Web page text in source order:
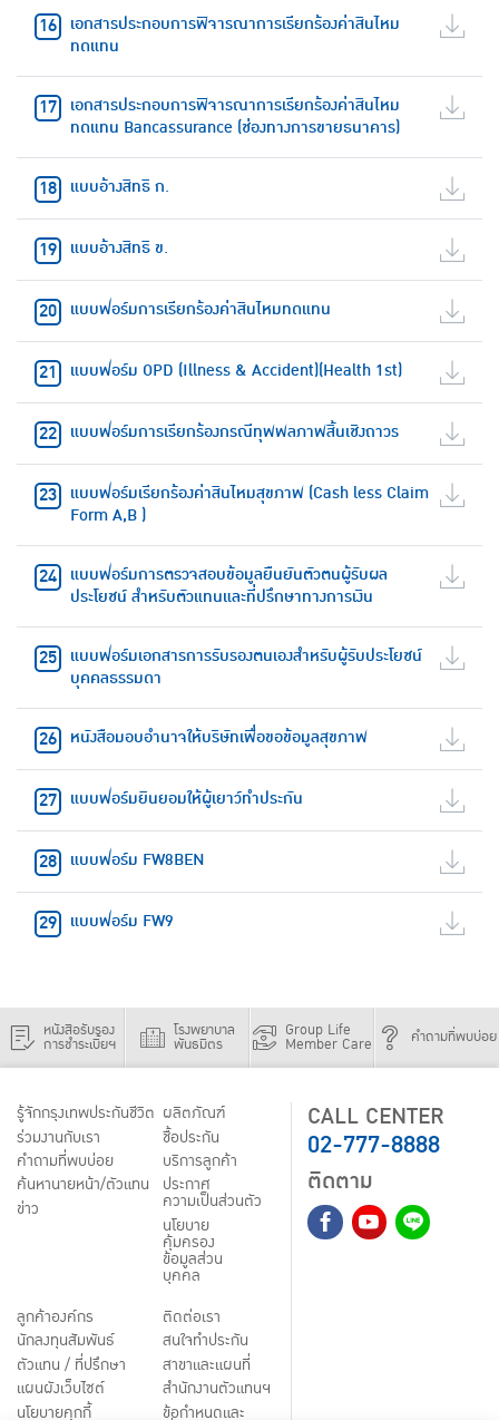
เอกสารประกอบการพิจารณาการเรียกร้องค่าสินไหม
ทดแทน
เอกสารประกอบการพิจารณาการเรียกร้องค่าสินไหม
ทดแทน Bancassurance (ช่องทางการขายธนาคาร)
แบบอ้างสิทธิ ก.
แบบอ้างสิทธิ ข.
แบบฟอร์มการเรียกร้องค่าสินไหมทดแทน
แบบฟอร์ม OPD (Illness & Accident)(Health 1st)
แบบฟอร์มการเรียกร้องกรณีทุพพลภาพสิ้นเชิงถาวร
แบบฟอร์มเรียกร้องค่าสินไหมสุขภาพ (Cash less Claim
Form A,B )
แบบฟอร์มการตรวจสอบข้อมูลยืนยันตัวตนผู้รับผล
ประโยชน์ สำหรับตัวแทนและที่ปรึกษาทางการเงิน
แบบฟอร์มเอกสารการรับรองตนเองสำหรับผู้รับประโยชน์
บุคคลธรรมดา
หนังสือมอบอำนาจให้บริษัทเพื่อขอข้อมูลสุขภาพ
แบบฟอร์มยินยอมให้ผู้เยาว์ทำประกัน
แบบฟอร์ม FW8BEN
แบบฟอร์ม FW9
หนังสือรับรอง
การชำระเบี้ยฯ
โรงพยาบาล
พันธมิตร
Group Life
Member Care คำถามที่พบบ่อย
รู้จักกรุงเทพประกันชีวิต
ร่วมงานกับเรา
คำถามที่พบบ่อย
ค้นหานายหน้า/ตัวแทน
ข่าว
ผลิตภัณฑ์
ชื้อประกัน
บริการลูกค้า
ประกาศ
ความเป็นส่วนตัว
นโยบาย
คุ้มครอง
ข้อมูลส่วน
บุคคล
ลูกค้าองค์กร
นักลงทุนสัมพันธ์
ตัวแทน / ที่ปรึกษา
แผนผังเว็บไซต์
นโยบายคุกกี้
ติดต่อเรา
สนใจทำประกัน
สาขาและแผนที่
สำนักงานตัวแทนฯ
ข้อกำหนดและ
CALL CENTER
02-777-8888
ติดตาม